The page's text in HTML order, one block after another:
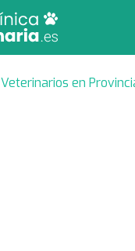
Veterinarios en